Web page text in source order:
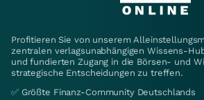
Profitieren Sie von unserem
zentralen verlagsunabhängigen Wissens-
und fundierten Zugang in die Börsen- und
strategische Entscheidungen zu treffen.
✅ Größte Finanz-Community Deutschlands